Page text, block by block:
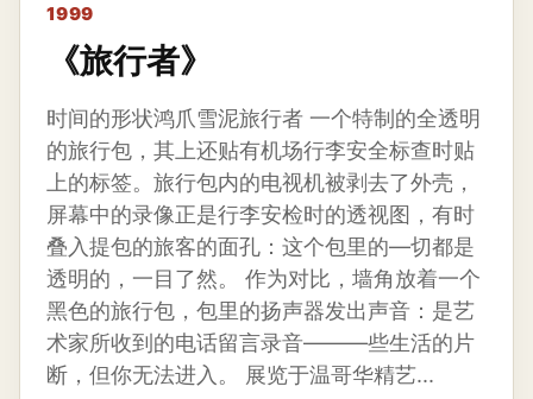
1999
《旅行者》
时间的形状鸿爪雪泥旅行者 一个特制的全透明
的旅行包，其上还贴有机场行李安全标查时贴
上的标签。旅行包内的电视机被剥去了外壳，
屏幕中的录像正是行李安检时的透视图，有时
叠入提包的旅客的面孔：这个包里的—切都是
透明的，一目了然。 作为对比，墙角放着一个
黑色的旅行包，包里的扬声器发出声音：是艺
术家所收到的电话留言录音――—些生活的片
断，但你无法进入。 展览于温哥华精艺...